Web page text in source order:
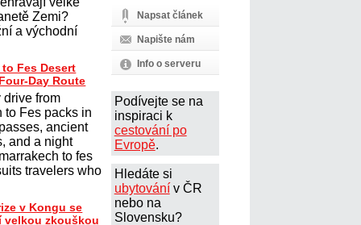
Napsat článek
Napište nám
Info o serveru
Podívejte se na
inspiraci k
cestování po
Evropě.
Hledáte si
ubytovánív ČR
nebo na
Slovensku?
Zemi?
a východní
Fes Desert
Day Route
drive from
to Fes packs in
ancient
and a night
to fes
travelers who
v Kongu se
velkou zkouškou